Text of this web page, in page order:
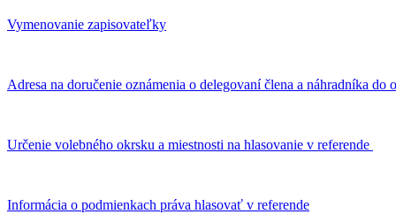
Vymenovanie zapisovateľky
Adresa na doručenie oznámenia o delegovaní člena a náhradníka
Určenie volebného okrsku a miestnosti na hlasovanie v referende
Informácia o podmienkach práva hlasovať v referende